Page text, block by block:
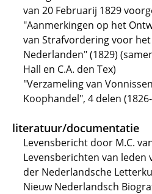
van 20 Februarij 1829
"Aanmerkingen op het
van Strafvordering voor
Nederlanden" (1829)
Hall en C.A. den Tex)
"Verzameling van
Koophandel", 4 delen
literatuur/documentatie
Levensbericht door M.C.
Levensberichten van leden
der Nederlandsche
Nieuw Nederlandsch